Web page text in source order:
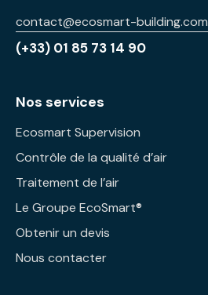
contact@ecosmart-building.com
(+33) 01 85 73 14 90
Nos services
Ecosmart Supervision
Contrôle de la qualité d’air
Traitement de l’air
Le Groupe EcoSmart®
Obtenir un devis
Nous contacter